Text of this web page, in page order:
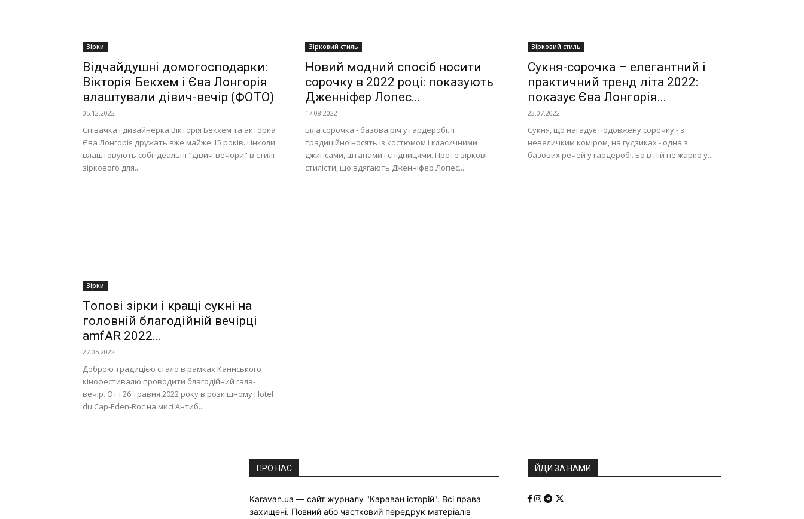
Зірки
Відчайдушні домогосподарки:
Вікторія Бекхем і Єва Лонгорія
влаштували дівич-вечір (ФОТО)
05.12.2022
Співачка і дизайнерка Вікторія Бекхем та акторка
Єва Лонгорія дружать вже майже 15 років. І інколи
влаштовують собі ідеальні "дівич-вечори" в стилі
зіркового для...
Зірковий стиль
Новий модний спосіб носити
сорочку в 2022 році: показують
Дженніфер Лопес...
17.08.2022
Біла сорочка - базова річ у гардеробі. Її
традиційно носять із костюмом і класичними
джинсами, штанами і спідницями. Проте зіркові
стилісти, що вдягають Дженніфер Лопес...
Зірковий стиль
Сукня-сорочка – елегантний і
практичний тренд літа 2022:
показує Єва Лонгорія...
23.07.2022
Сукня, що нагадує подовжену сорочку - з
невеличким коміром, на гудзиках - одна з
базових речей у гардеробі. Бо в ній не жарко у...
Зірки
Топові зірки і кращі сукні на
головній благодійній вечірці
amfAR 2022...
27.05.2022
Доброю традицією стало в рамках Каннського
кінофестивалю проводити благодійний гала-
вечір. От і 26 травня 2022 року в розкішному Hotel
du Cap-Eden-Roc на мисі Антиб...
ПРО НАС
Karavan.ua — сайт журналу "Караван історій". Всі права
захищені. Повний або частковий передрук матеріалів
ЙДИ ЗА НАМИ